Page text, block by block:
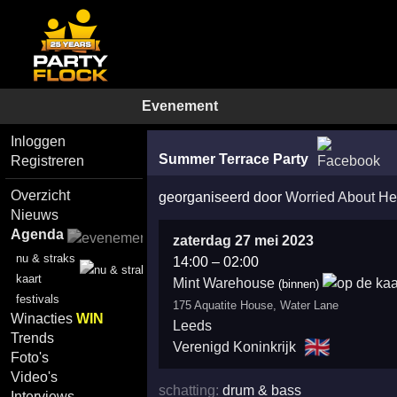
Evenement
Inloggen
Registreren
Overzicht
Nieuws
Agenda
nu & straks
kaart
festivals
WinactiesWIN
Trends
Foto's
Video's
Summer Terrace Party
georganiseerd door Worried About
zaterdag 27 mei 2023
14:00– 02:00
Mint Warehouse (binnen)
175 Aquatite House, Water Lane
Leeds
Verenigd Koninkrijk
🇬🇧
schatting: drum & bass